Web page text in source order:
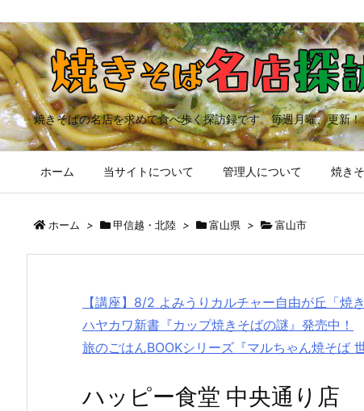
焼きそばの名店を求めて食べ歩く探訪録です。毎週月曜、更新！
ホーム 当サイトについて 管理人について 焼き
ホーム > 甲信越・北陸 > 富山県 > 富山市
【講座】8/2 よみうりカルチャー自由が丘「焼
ハヤカワ新書『カップ焼きそばの謎』発売中！
旅のごはんBOOKシリーズ『マルちゃん焼そば
ハッピー食堂 中央通り店